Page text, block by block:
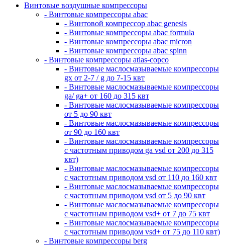
Винтовые воздушные компрессоры
- Винтовые компрессоры abac
- Винтовой компрессор abac genesis
- Винтовые компрессоры abac formula
- Винтовые компрессоры abac micron
- Винтовые компрессоры abac spinn
- Винтовые компрессоры atlas-copco
- Винтовые маслосмазываемые компрессоры
gx от 2-7 / g до 7-15 квт
- Винтовые маслосмазываемые компрессоры
ga/ ga+ от 160 до 315 квт
- Винтовые маслосмазываемые компрессоры
от 5 до 90 квт
- Винтовые маслосмазываемые компрессоры
от 90 до 160 квт
- Винтовые маслосмазываемые компрессоры
с частотным приводом ga vsd от 200 до 315
квт)
- Винтовые маслосмазываемые компрессоры
с частотным приводом vsd от 110 до 160 квт
- Винтовые маслосмазываемые компрессоры
с частотным приводом vsd от 5 до 90 квт
- Винтовые маслосмазываемые компрессоры
с частотным приводом vsd+ от 7 до 75 квт
- Винтовые маслосмазываемые компрессоры
с частотным приводом vsd+ от 75 до 110 квт)
- Винтовые компрессоры berg